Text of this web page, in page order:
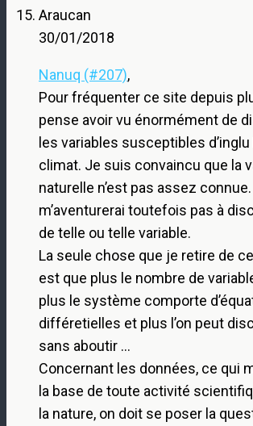
Araucan
30/01/2018
Nanuq (#207),
Pour fréquenter ce site depuis
pense avoir vu énormément de
les variables susceptibles
climat. Je suis convaincu que la
naturelle n’est pas assez
m’aventurerai toutefois pas à
de telle ou telle variable.
La seule chose que je retire de
est que plus le nombre de
plus le système comporte
différetielles et plus l’on peut
sans aboutir …
Concernant les données, ce qui
la base de toute activité
la nature, on doit se poser la